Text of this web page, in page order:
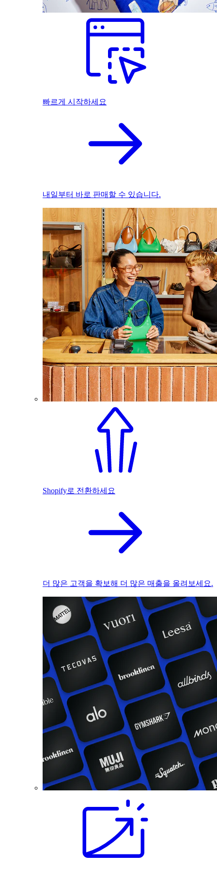
빠르게 시작하세요
내일부터 바로 판매할 수 있습니다.
Shopify로 전환하세요
더 많은 고객을 확보해 더 많은 매출을 올려보세요.